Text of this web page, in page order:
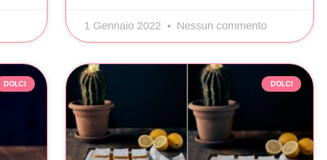
1 Gennaio 2022 Nessun commento
DOLCI DOLCI